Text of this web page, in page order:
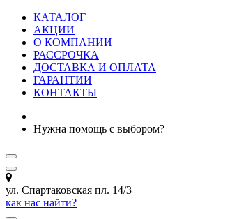
КАТАЛОГ
АКЦИИ
О КОМПАНИИ
РАССРОЧКА
ДОСТАВКА И ОПЛАТА
ГАРАНТИИ
КОНТАКТЫ
Нужна помощь с выбором?
ул. Спартаковская пл. 14/3
как нас найти?